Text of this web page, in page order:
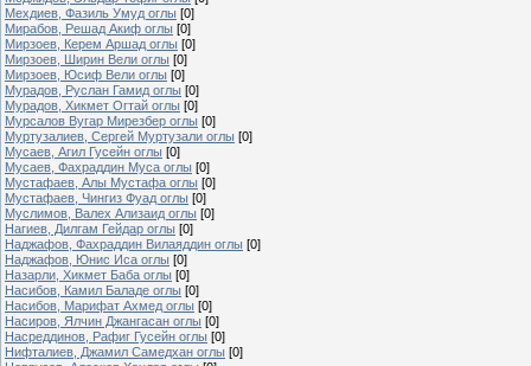
Мехдиев, Фазиль Умуд оглы [0]
Мирабов, Решад Акиф оглы [0]
Мирзоев, Керем Аршад оглы [0]
Мирзоев, Ширин Вели оглы [0]
Мирзоев, Юсиф Вели оглы [0]
Мурадов, Руслан Гамид оглы [0]
Мурадов, Хикмет Огтай оглы [0]
Мурсалов Вугар Мирезбер оглы [0]
Муртузалиев, Сергей Муртузали оглы [0]
Мусаев, Агил Гусейн оглы [0]
Мусаев, Фахраддин Муса оглы [0]
Мустафаев, Алы Мустафа оглы [0]
Мустафаев, Чингиз Фуад оглы [0]
Муслимов, Валех Ализаид оглы [0]
Нагиев, Дилгам Гейдар оглы [0]
Наджафов, Фахраддин Вилаяддин оглы [0]
Наджафов, Юнис Иса оглы [0]
Назарли, Хикмет Баба оглы [0]
Насибов, Камил Баладе оглы [0]
Насибов, Марифат Ахмед оглы [0]
Насиров, Ялчин Джангасан оглы [0]
Насреддинов, Рафиг Гусейн оглы [0]
Нифталиев, Джамил Самедхан оглы [0]